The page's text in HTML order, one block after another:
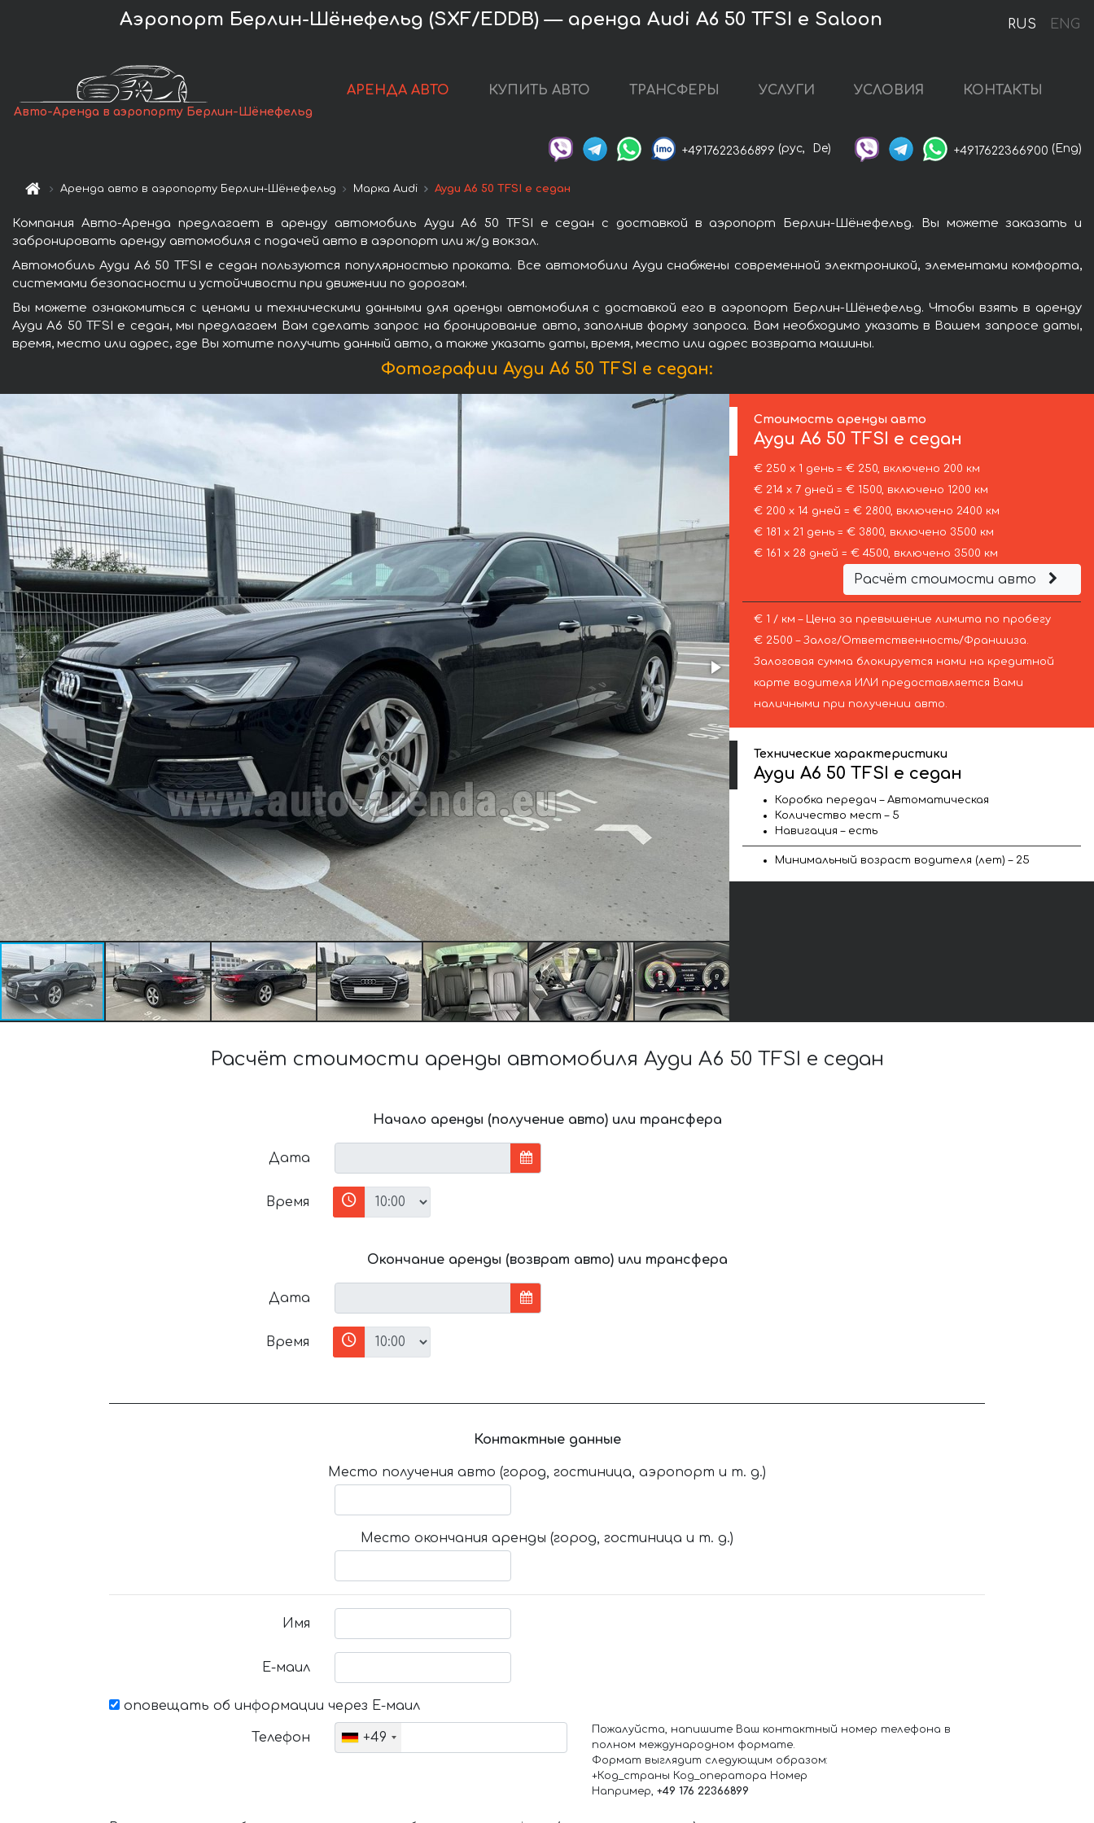
RUS ENG
Аэропорт Берлин-Шёнефельд (SXF/EDDB) — аренда Audi A6 50 TFSI e Saloon
Авто-Аренда в аэропорту Берлин-Шёнефельд
АРЕНДА АВТО КУПИТЬ АВТО ТРАНСФЕРЫ УСЛУГИ УСЛОВИЯ КОНТАКТЫ
+4917622366899 (рус, De) +4917622366900 (Eng)
Аренда авто в аэропорту Берлин-Шёнефельд Марка Audi Ауди A6 50 TFSI e седан
Компания Авто-Аренда предлагает в аренду автомобиль Ауди A6 50 TFSI e седан с доставкой в аэропорт Берлин-Шёнефельд. Вы можете заказать и
забронировать аренду автомобиля с подачей авто в аэропорт или ж/д вокзал.
Автомобиль Ауди A6 50 TFSI e седан пользуются популярностью проката. Все автомобили Ауди снабжены современной электроникой, элементами комфорта,
системами безопасности и устойчивости при движении по дорогам.
Вы можете ознакомиться с ценами и техническими данными для аренды автомобиля с доставкой его в аэропорт Берлин-Шёнефельд. Чтобы взять в аренду
Ауди A6 50 TFSI e седан, мы предлагаем Вам сделать запрос на бронирование авто, заполнив форму запроса. Вам необходимо указать в Вашем запросе даты,
время, место или адрес, где Вы хотите получить данный авто, а также указать даты, время, место или адрес возврата машины.
Фотографии Ауди A6 50 TFSI e седан:
Стоимость аренды авто
АудиA6 50 TFSI e седан
€ 250 х 1 день = € 250, включено 200 км
€ 214 х 7 дней = € 1500, включено 1200 км
€ 200 х 14 дней = € 2800, включено 2400 км
€ 181 х 21 день = € 3800, включено 3500 км
€ 161 х 28 дней = € 4500, включено 3500 км
Расчёт стоимости авто
€ 1 / км – Цена за превышение лимита по пробегу
€ 2500 – Залог/Ответственность/Франшиза.
Залоговая сумма блокируется нами на кредитной
карте водителя ИЛИ предоставляется Вами
наличными при получении авто.
Технические характеристики
Ауди A6 50 TFSI e седан
Коробка передач – Автоматическая
Количество мест – 5
Навигация – есть
Минимальный возраст водителя (лет) – 25
Расчёт стоимости аренды автомобиля Ауди A6 50 TFSI e седан
Начало аренды (получение авто) или трансфера
Дата
Время
Окончание аренды (возврат авто) или трансфера
Дата
Время
Контактные данные
Место получения авто (город, гостиница, аэропорт и т. д.)
Место окончания аренды (город, гостиница и т. д.)
Имя
Е-маил
оповещать об информации через Е-маил
Телефон +49
Пожалуйста, напишите Ваш контактный номер телефона в
полном международном формате.
Формат выглядит следующим образом:
+Код_страны Код_оператора Номер
Например, +49 176 22366899